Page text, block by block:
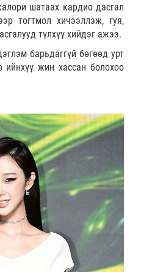
шатаах кардио дасгал
тогтмол хичээллэж, гуя,
түлхүү хийдэг ажээ.
барьдаггүй бөгөөд урт
ийнхүү жин хассан болохоо